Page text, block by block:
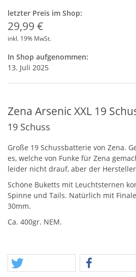
letzter Preis im Shop:
29,99 €
inkl. 19% MwSt.
In Shop aufgenommen:
13. Juli 2025
Zena Arsenic XXL 19
19 Schuss
Große 19 Schussbatterie von Zena.
es, welche von Funke für Zena
leider nicht drauf, aber der
Schöne Buketts mit Leuchtsternen
Spinne und Tails. Natürlich mit
30mm.
Ca. 400gr. NEM.